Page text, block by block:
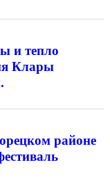
и тепло
Клары
районе